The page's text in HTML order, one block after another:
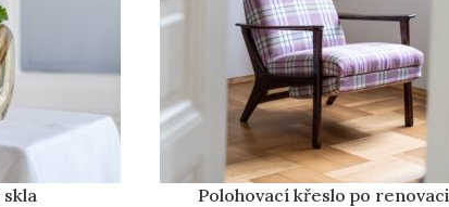
Polohovací křeslo po renovaci